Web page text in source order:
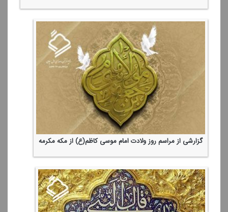
گزارشی از مراسم روز ولادت امام موسی كاظم(ع) از مكه مكرمه